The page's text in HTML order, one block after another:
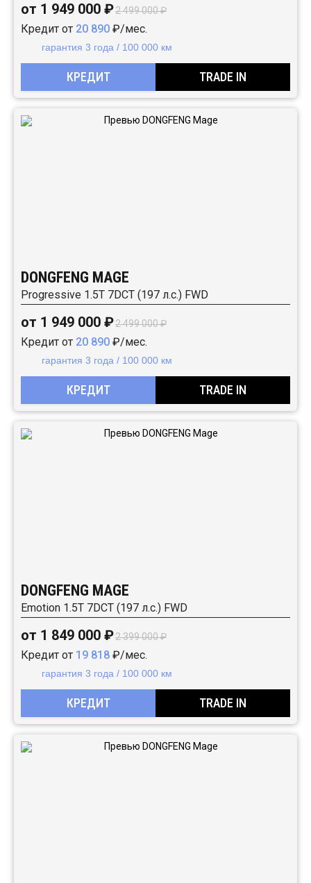
от 1 949 000 ₽2 499 000 ₽
Кредит от 20 890 ₽/мес.
гарантия 3 года / 100 000 км
КРЕДИТ TRADE IN
DONGFENG MAGE
Progressive 1.5T 7DCT (197 л.с.) FWD
от 1 949 000 ₽2 499 000 ₽
Кредит от 20 890 ₽/мес.
гарантия 3 года / 100 000 км
КРЕДИТ TRADE IN
DONGFENG MAGE
Emotion 1.5T 7DCT (197 л.с.) FWD
от 1 849 000 ₽2 399 000 ₽
Кредит от 19 818 ₽/мес.
гарантия 3 года / 100 000 км
КРЕДИТ TRADE IN